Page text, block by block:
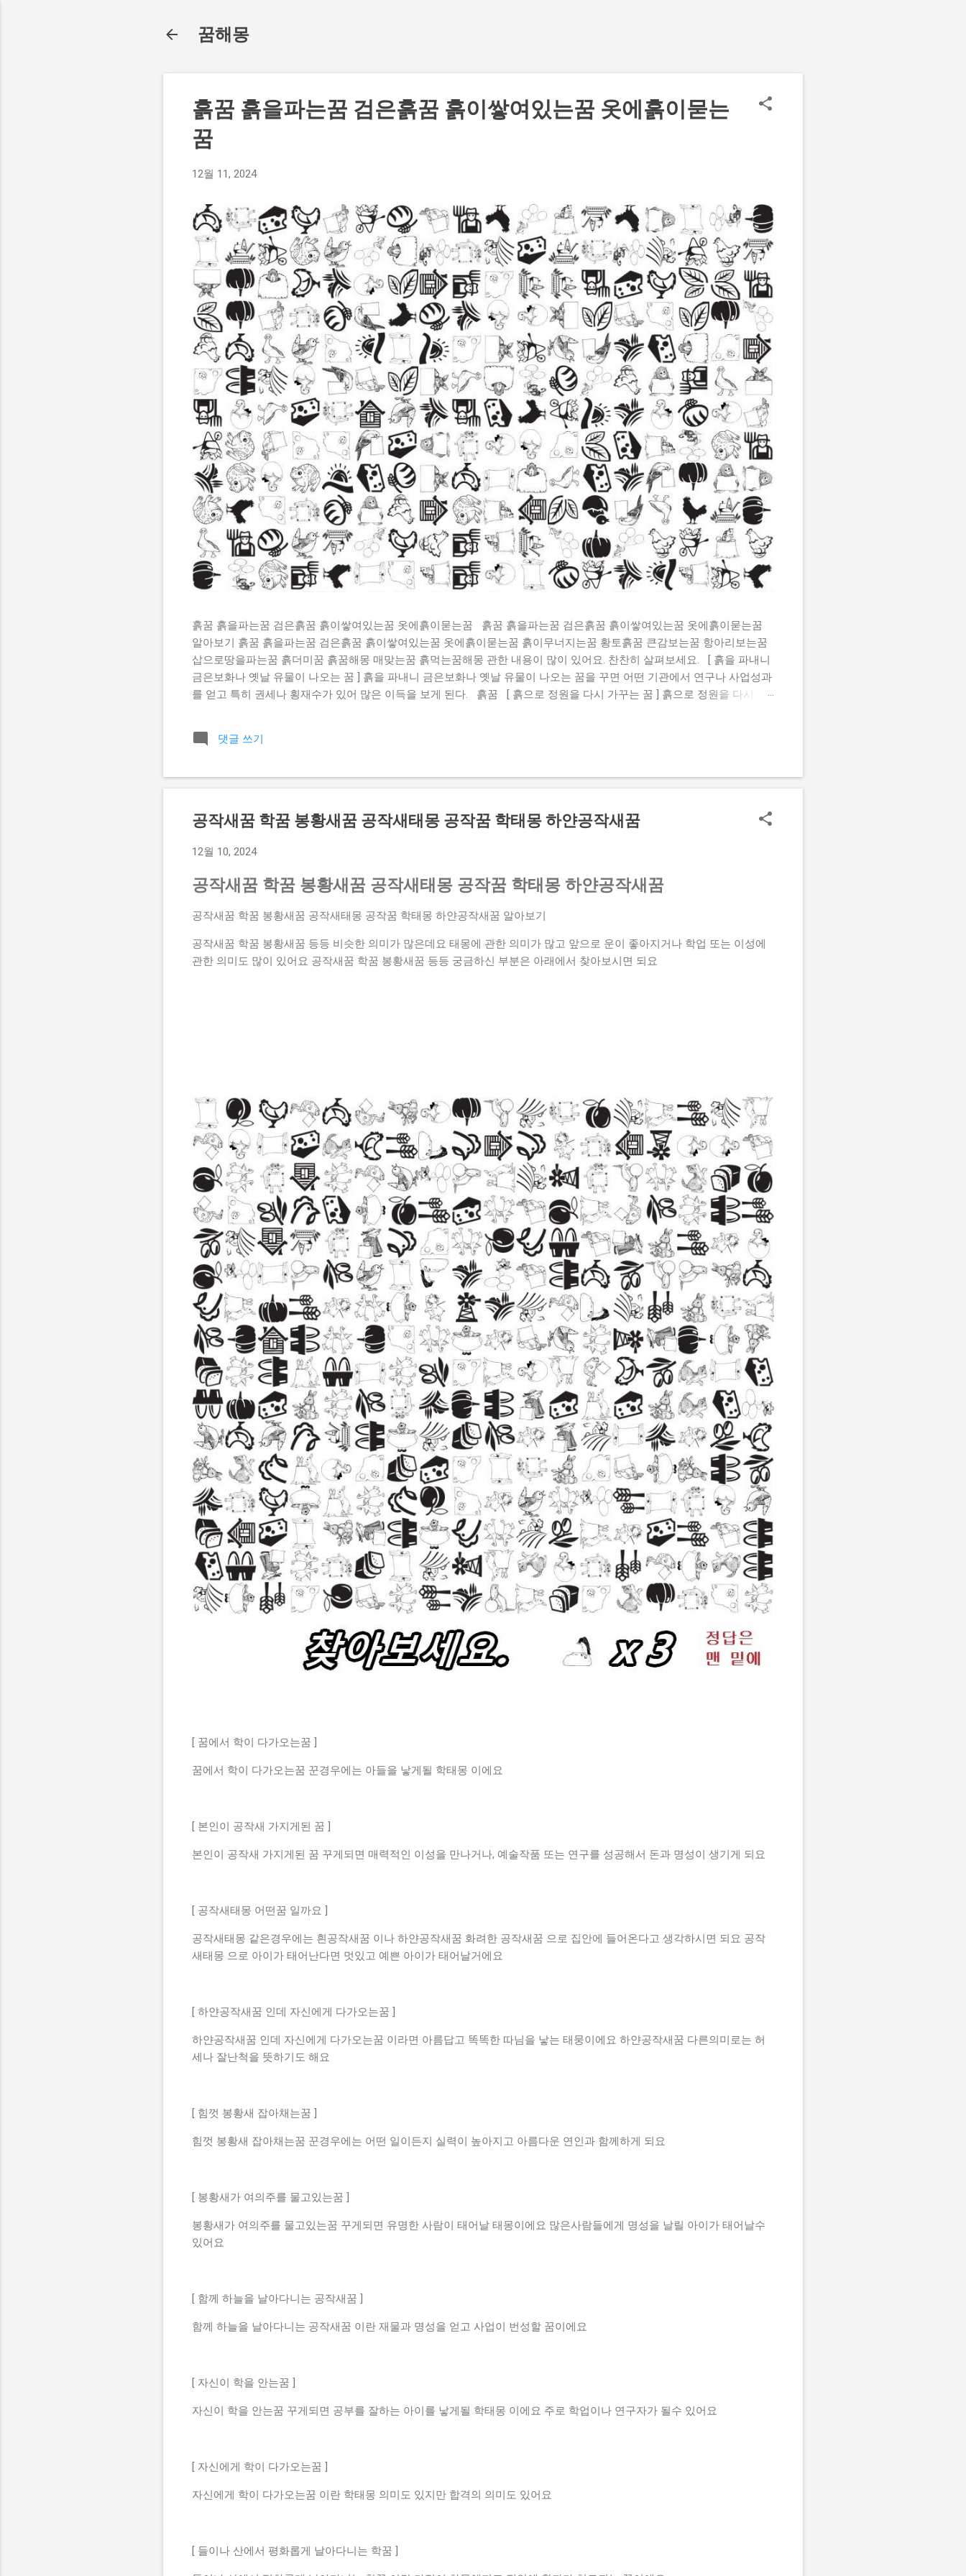
꿈해몽
흙꿈 흙을파는꿈 검은흙꿈 흙이쌓여있는꿈 옷에흙이묻는
꿈
12월 11, 2024
흙꿈 흙을파는꿈 검은흙꿈 흙이쌓여있는꿈 옷에흙이묻는꿈 흙꿈 흙을파는꿈 검은흙꿈 흙이쌓여있는꿈 옷에흙이묻는꿈
알아보기 흙꿈 흙을파는꿈 검은흙꿈 흙이쌓여있는꿈 옷에흙이묻는꿈 흙이무너지는꿈 황토흙꿈 큰감보는꿈 항아리보는꿈
삽으로땅을파는꿈 흙더미꿈 흙꿈해몽 매맞는꿈 흙먹는꿈해몽 관한 내용이 많이 있어요. 찬찬히 살펴보세요. [ 흙을 파내니
금은보화나 옛날 유물이 나오는 꿈 ] 흙을 파내니 금은보화나 옛날 유물이 나오는 꿈을 꾸면 어떤 기관에서 연구나 사업성과
를 얻고 특히 권세나 횡재수가 있어 많은 이득을 보게 된다. 흙꿈 [ 흙으로 정원을 다시 가꾸는 꿈 ] 흙으로 정원을 다시 가
는 꿈을 꾸게되면 생활환경이 안정될 조짐으로 좋은 꿈이다. 또는 술대접을 받을 일이 생긴다. 검은흙꿈 [ 진흙 수렁에 빠
지는 꿈 ] 진흙 수렁에 빠지는 꿈을 꾸었다면 생활이나 사업상 많은 곤경에 처하게 된다. 흙이쌓여있는꿈 [ 흙 속에서 물건
금은보화나 골동품이 나오는 꿈 ] 흙 속에서 금은보화나 골동품이 나오는 꿈을 꾸면 하는 일이 크게 성공하거나 권세를 얻게
창작활동을 하거나 사업을 꾸려나가게 되며, 여러 차례 어려움을 극복하고 노력한 대가를 거두게 된다. 황토흙꿈 [ 흙을 파
내서 차나 수레에 실어 집으로 오는 꿈 ] 흙을 파내서 차나 수레에 실어 집으로...
댓글 쓰기
공작새꿈 학꿈 봉황새꿈 공작새태몽 공작꿈 학태몽 하얀공작새꿈
12월 10, 2024
공작새꿈 학꿈 봉황새꿈 공작새태몽 공작꿈 학태몽 하얀공작새꿈
공작새꿈 학꿈 봉황새꿈 공작새태몽 공작꿈 학태몽 하얀공작새꿈 알아보기
공작새꿈 학꿈 봉황새꿈 등등 비슷한 의미가 많은데요 태몽에 관한 의미가 많고 앞으로 운이 좋아지거나 학업 또는 이성에
관한 의미도 많이 있어요 공작새꿈 학꿈 봉황새꿈 등등 궁금하신 부분은 아래에서 찾아보시면 되요
[ 꿈에서 학이 다가오는꿈 ]
꿈에서 학이 다가오는꿈 꾼경우에는 아들을 낳게될 학태몽 이에요
[ 본인이 공작새 가지게된 꿈 ]
본인이 공작새 가지게된 꿈 꾸게되면 매력적인 이성을 만나거나, 예술작품 또는 연구를 성공해서 돈과 명성이 생기게 되요
[ 공작새태몽 어떤꿈 일까요 ]
공작새태몽 같은경우에는 흰공작새꿈 이나 하얀공작새꿈 화려한 공작새꿈 으로 집안에 들어온다고 생각하시면 되요 공작
새태몽 으로 아이가 태어난다면 멋있고 예쁜 아이가 태어날거에요
[ 하얀공작새꿈 인데 자신에게 다가오는꿈 ]
하얀공작새꿈 인데 자신에게 다가오는꿈 이라면 아름답고 똑똑한 따님을 낳는 태뭉이에요 하얀공작새꿈 다른의미로는 허
세나 잘난척을 뜻하기도 해요
[ 힘껏 봉황새 잡아채는꿈 ]
힘껏 봉황새 잡아채는꿈 꾼경우에는 어떤 일이든지 실력이 높아지고 아름다운 연인과 함께하게 되요
[ 봉황새가 여의주를 물고있는꿈 ]
봉황새가 여의주를 물고있는꿈 꾸게되면 유명한 사람이 태어날 태몽이에요 많은사람들에게 명성을 날릴 아이가 태어날수
있어요
[ 함께 하늘을 날아다니는 공작새꿈 ]
함께 하늘을 날아다니는 공작새꿈 이란 재물과 명성을 얻고 사업이 번성할 꿈이에요
[ 자신이 학을 안는꿈 ]
자신이 학을 안는꿈 꾸게되면 공부를 잘하는 아이를 낳게될 학태몽 이에요 주로 학업이나 연구자가 될수 있어요
[ 자신에게 학이 다가오는꿈 ]
자신에게 학이 다가오는꿈 이란 학태몽 의미도 있지만 합격의 의미도 있어요
[ 들이나 산에서 평화롭게 날아다니는 학꿈 ]